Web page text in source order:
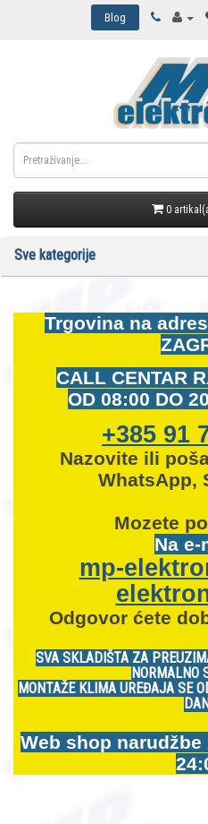
Blog
0
Sve kategorije
Trgovina na
CALL CENTAR
OD 08:00 DO
+385 91
Nazovite ili
WhatsApp,
Mozete
Na e-
mp-
Odgovor ćete
SVA SKLADIŠTA ZA
NORMALNO
MONTAŽE KLIMA UREĐAJA SE
Web shop